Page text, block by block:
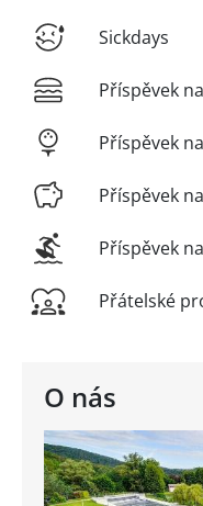
O nás
Sickdays
Příspěvek
Příspěvek
Příspěvek
Příspěvek
Přátelské